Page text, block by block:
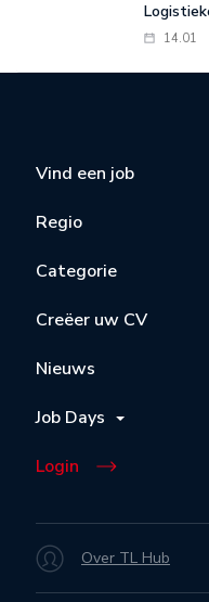
14.01
Vind een job
Regio
Categorie
Creëer uw CV
Nieuws
Job Days
Login
Over TL Hub